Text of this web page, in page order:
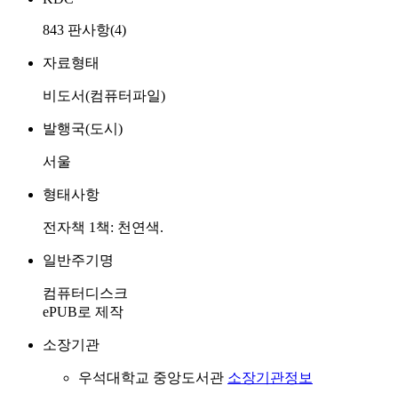
843 판사항(4)
자료형태
비도서(컴퓨터파일)
발행국(도시)
서울
형태사항
전자책 1책: 천연색.
일반주기명
컴퓨터디스크
ePUB로 제작
소장기관
우석대학교 중앙도서관 소장기관정보